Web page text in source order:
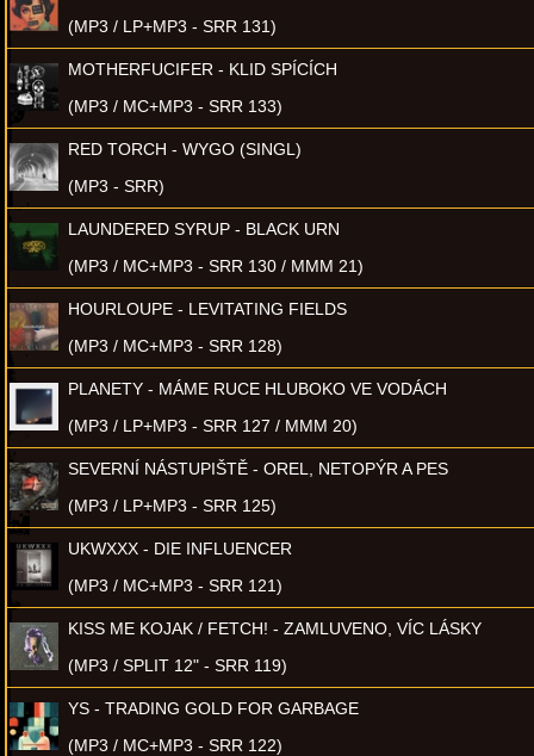
(MP3 / LP+MP3 - SRR 131)
MOTHERFUCIFER - KLID SPÍCÍCH
(MP3 / MC+MP3 - SRR 133)
RED TORCH - WYGO (SINGL)
(MP3 - SRR)
LAUNDERED SYRUP - BLACK URN
(MP3 / MC+MP3 - SRR 130 / MMM 21)
HOURLOUPE - LEVITATING FIELDS
(MP3 / MC+MP3 - SRR 128)
PLANETY - MÁME RUCE HLUBOKO VE VODÁCH
(MP3 / LP+MP3 - SRR 127 / MMM 20)
SEVERNÍ NÁSTUPIŠTĚ - OREL, NETOPÝR A PES
(MP3 / LP+MP3 - SRR 125)
UKWXXX - DIE INFLUENCER
(MP3 / MC+MP3 - SRR 121)
KISS ME KOJAK / FETCH! - ZAMLUVENO, VÍC LÁSKY
(MP3 / SPLIT 12" - SRR 119)
YS - TRADING GOLD FOR GARBAGE
(MP3 / MC+MP3 - SRR 122)